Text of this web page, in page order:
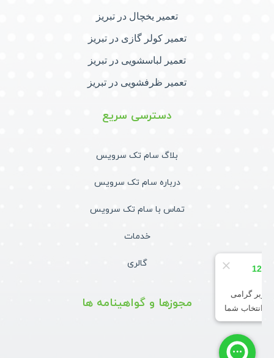
تعمیر یخچال در تبریز
تعمیر کولر گازی در تبریز
تعمیر لباسشویی در تبریز
تعمیر ظرفشویی در تبریز
دسترسی سریع
بلاگ سام تک سرویس
درباره سام تک سرویس
تماس با سام تک سرویس
خدمات
گالری
مجوزها و گواهینامه ها